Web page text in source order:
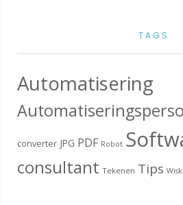
TAGS
Automatisering
converter JPG PDF Robot
consultant Tekenen Tips